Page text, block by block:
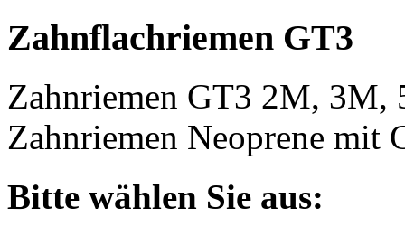
Zahnflachriemen GT3
Zahnriemen GT3 2M, 3M,
Zahnriemen Neoprene mit
Bitte wählen Sie aus: